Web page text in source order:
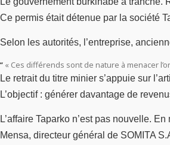
Ce permis était détenue par la société
Selon les autorités, l’entreprise,
« Ces différends sont de nature à menacer
Le retrait du titre minier s’appuie sur
L’objectif : générer davantage de
L’affaire Taparko n’est pas nouvelle.
Mensa, directeur général de SOMITA